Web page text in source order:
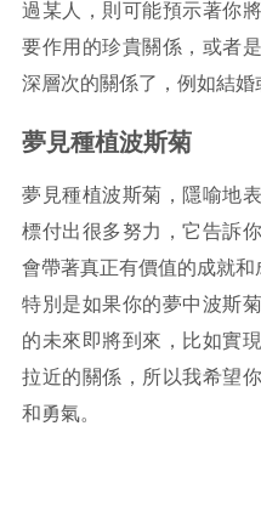
過某人，則可能預示著你
要作用的珍貴關係，或者
深層次的關係了，例如結婚
夢見種植波斯菊
夢見種植波斯菊，隱喻地
標付出很多努力，它告訴
會帶著真正有價值的成就和
特別是如果你的夢中波斯
的未來即將到來，比如實
拉近的關係，所以我希望
和勇氣。